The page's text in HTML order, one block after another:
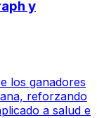
y
los ganadores
reforzando
a salud e